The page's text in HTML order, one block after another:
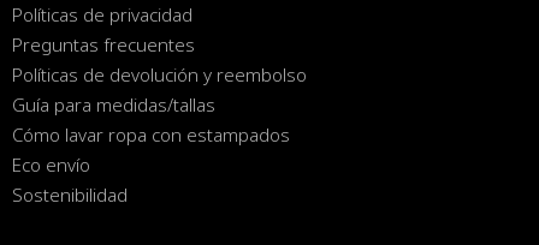
Políticas de privacidad
Preguntas frecuentes
Políticas de devolución y reembolso
Guía para medidas/tallas
Cómo lavar ropa con estampados
Eco envío
Sostenibilidad